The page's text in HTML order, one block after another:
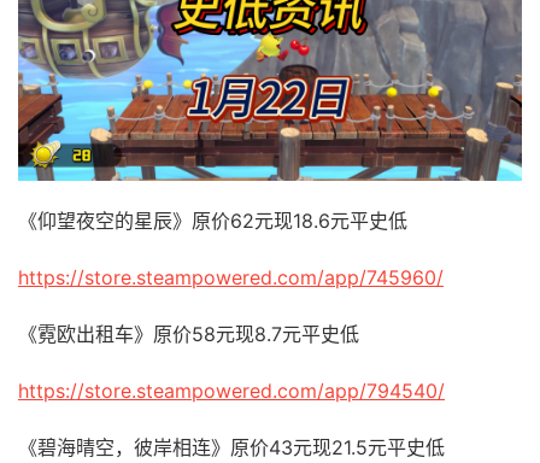
《仰望夜空的星辰》原价62元现18.6元平史低
https://store.steampowered.com/app/745960/
《霓欧出租车》原价58元现8.7元平史低
https://store.steampowered.com/app/794540/
《碧海晴空，彼岸相连》原价43元现21.5元平史低